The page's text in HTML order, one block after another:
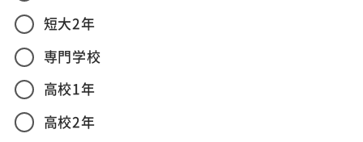
短大2年
専門学校
高校1年
高校2年